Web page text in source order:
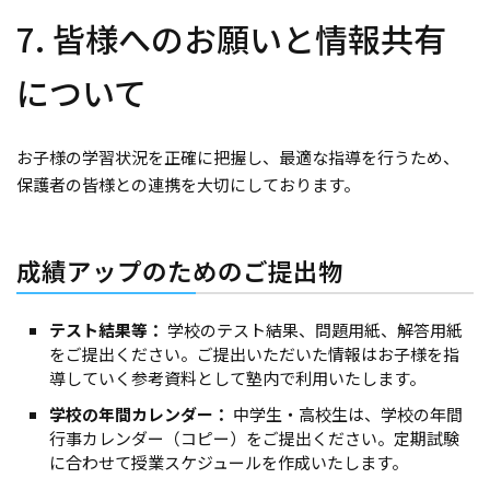
7. 皆様へのお願いと情報共有
について
お子様の学習状況を正確に把握し、最適な指導を行うため、
保護者の皆様との連携を大切にしております。
成績アップのためのご提出物
テスト結果等： 学校のテスト結果、問題用紙、解答用紙
をご提出ください。ご提出いただいた情報はお子様を指
導していく参考資料として塾内で利用いたします。
学校の年間カレンダー： 中学生・高校生は、学校の年間
行事カレンダー（コピー）をご提出ください。定期試験
に合わせて授業スケジュールを作成いたします。